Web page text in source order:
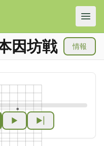
因坊戦 情報
▶ ▶|